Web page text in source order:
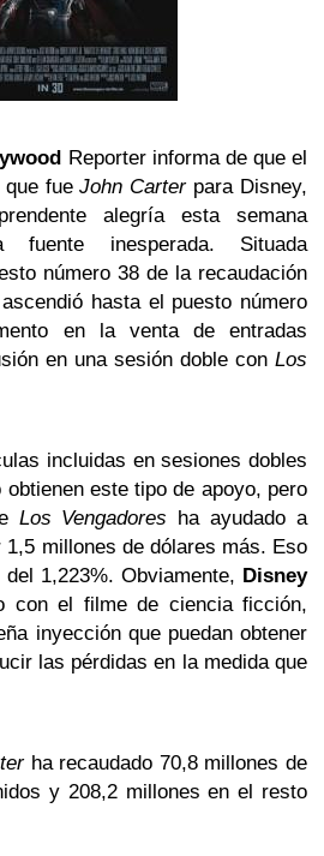
Reporter informa de que el
que fueJohn Carterpara Disney,
alegría esta semana
fuente inesperada. Situada
número 38 de la recaudación
hasta el puesto número
en la venta de entradas
en una sesión doble con Los
incluidas en sesiones dobles
este tipo de apoyo, pero
Los Vengadores ha ayudado a
millones de dólares más. Eso
1,223%. Obviamente, Disney
con el filme de ciencia ficción,
inyección que puedan obtener
las pérdidas en la medida que
ha recaudado 70,8 millones de
y 208,2 millones en el resto